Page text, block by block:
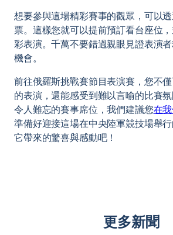
想要參與這場精彩賽事的觀眾，可以
票。這樣您就可以提前預訂看台座位
彩表演。千萬不要錯過親眼見證表演
機會。
前往俄羅斯挑戰賽節目表演賽，您不
的表演，還能感受到難以言喻的比賽
令人難忘的賽事席位，我們建議您在
準備好迎接這場在中央陸軍競技場舉
它帶來的驚喜與感動吧！
更多新聞